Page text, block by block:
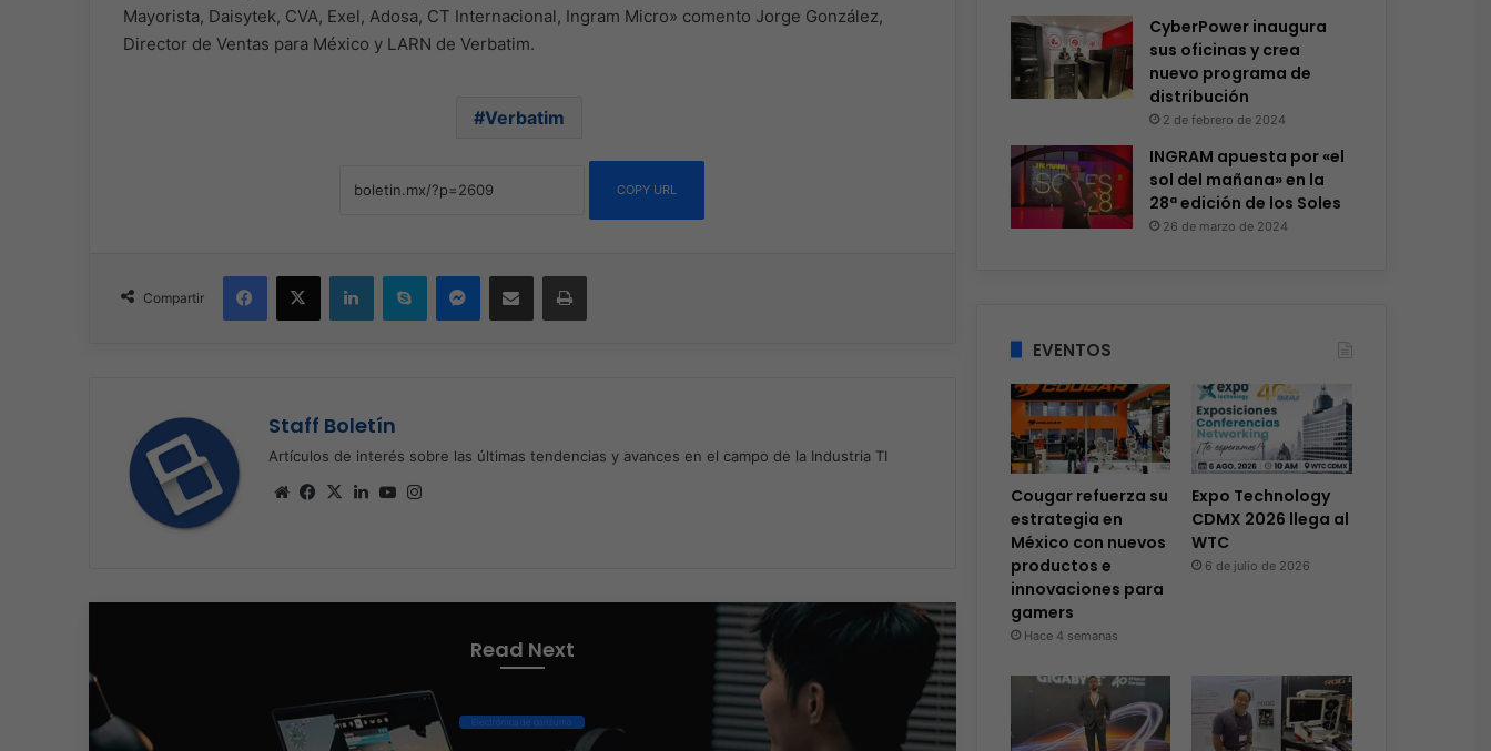
Mayorista, Daisytek, CVA, Exel, Adosa, CT Internacional, Ingram Micro» comento Jorge González,
Director de Ventas para México y LARN de Verbatim.
Verbatim
COPY URL
Compartir
Facebook
X LinkedInSkype MessengerCompartir por correo electrónicoImprimir
Staff Boletín
Artículos de interés sobre las últimas tendencias y avances en el campo de la Industria TI
SitioFacebook
X LinkedInYouTube
Read Next
Electrónica de consumo
CyberPower inaugura
sus oficinas y crea
nuevo programa de
distribución
2 de febrero de 2024
INGRAM apuesta por «el
sol del mañana» en la
28ª edición de los Soles
26 de marzo de 2024
EVENTOS
Cougar refuerza su
estrategia en
México con nuevos
productos e
innovaciones para
gamers
Hace 4 semanas
Expo Technology
CDMX 2026 llega al
WTC
6 de julio de 2026